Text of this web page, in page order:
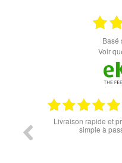
Voir
Super lunette